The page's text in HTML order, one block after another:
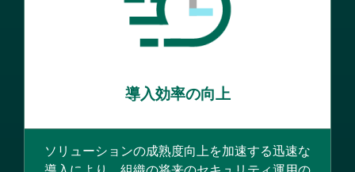
導入効率の向上
ソリューションの成熟度向上を加速する迅速な